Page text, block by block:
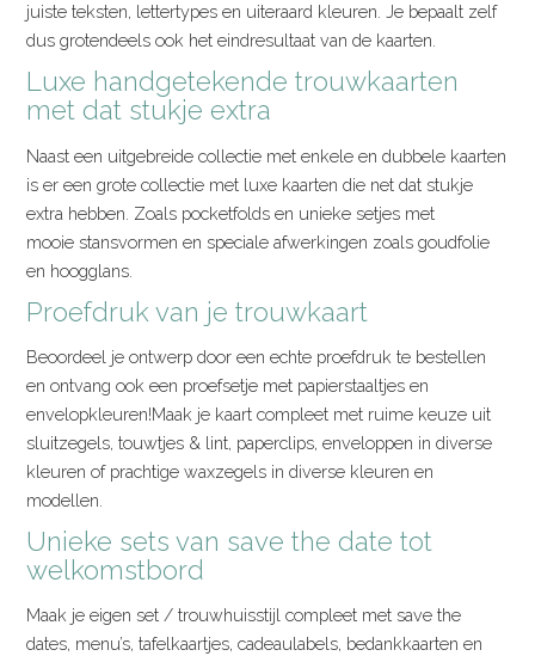
juiste teksten, lettertypes en uiteraard kleuren. Je bepaalt zelf
dus grotendeels ook het eindresultaat van de kaarten.
Luxe handgetekende trouwkaarten
met dat stukje extra
Naast een uitgebreide collectie met enkele en dubbele kaarten
is er een grote collectie met luxe kaarten die net dat stukje
extra hebben. Zoals pocketfolds en unieke setjes met
mooie stansvormen en speciale afwerkingen zoals goudfolie
en hoogglans.
Proefdruk van je trouwkaart
Beoordeel je ontwerp door een echte proefdruk te bestellen
en ontvang ook een proefsetje met papierstaaltjes en
envelopkleuren!Maak je kaart compleet met ruime keuze uit
sluitzegels, touwtjes & lint, paperclips, enveloppen in diverse
kleuren of prachtige waxzegels in diverse kleuren en
modellen.
Unieke sets van save the date tot
welkomstbord
Maak je eigen set / trouwhuisstijl compleet met save the
dates, menu’s, tafelkaartjes, cadeaulabels, bedankkaarten en